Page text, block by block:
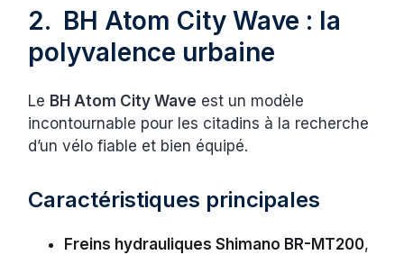
2. BH Atom City Wave : la
polyvalence urbaine
Le BH Atom City Wave est un modèle
incontournable pour les citadins à la recherche
d’un vélo fiable et bien équipé.
Caractéristiques principales
Freins hydrauliques Shimano BR-MT200,